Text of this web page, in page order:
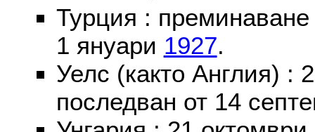
Турция :
1 януари 1927.
Уелс (както Англия) :
последван от 14